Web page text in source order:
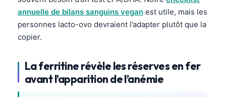
annuelle de bilans sanguins vegan est utile, mais les
personnes lacto-ovo devraient l’adapter plutôt que la
copier.
La ferritine révèle les réserves en fer
avant l’apparition de l’anémie